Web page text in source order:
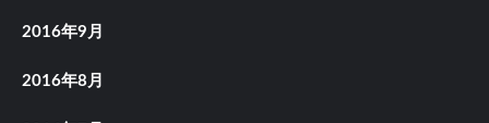
2016年9月
2016年8月